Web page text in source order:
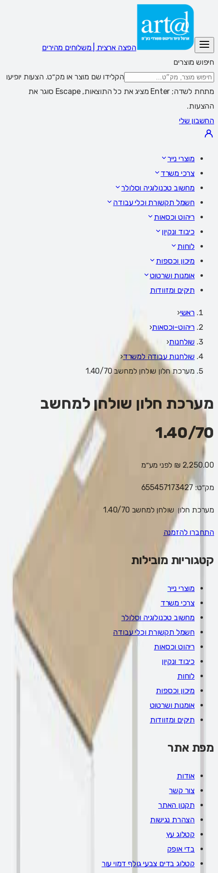
הפצה ארצית | משלוחים מהירים
חיפוש מוצרים
הקלידו שם מוצר או מק״ט. הצעות יופיעו
מתחת לשדה; Enter מציג את כל התוצאות, Escape סוגר את
ההצעות.
החשבון שלי
מוצרי נייר
צרכי משרד
מחשוב טכנולוגיה וסלולר
חשמל תקשורת וכלי עבודה
ריהוט וכסאות
כיבוד ונקיון
לוחות
מיכון וכספות
אומנות ושרטוט
תיקים ומזוודות
ראשי‹
ריהוט-וכסאות‹
שולחנות‹
שולחנות עבודה למשרד‹
מערכת חלון שולחן למחשב 1.40/70
מערכת חלון שולחן למחשב
1.40/70
2,250.00 ₪ לפני מע״מ
מק״ט: 655457173427
מערכת חלון שולחן למחשב 1.40/70
התחברו להזמנה
קטגוריות מובילות
מוצרי נייר
צרכי משרד
מחשוב טכנולוגיה וסלולר
חשמל תקשורת וכלי עבודה
ריהוט וכסאות
כיבוד ונקיון
לוחות
מיכון וכספות
אומנות ושרטוט
תיקים ומזוודות
מפת אתר
אודות
צור קשר
תקנון האתר
הצהרת נגישות
קטלוג עץ
בדי אופק
קטלוג בדים צבעי גולף דמוי עור